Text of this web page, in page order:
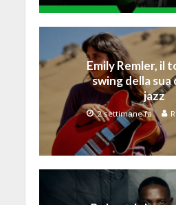
Emily Remler, il
swing della
jazz
2 settimane fa